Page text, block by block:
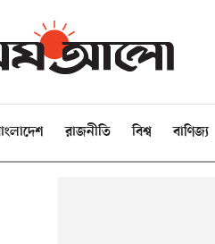
রাজনীতি বিশ্ব বাণিজ্য